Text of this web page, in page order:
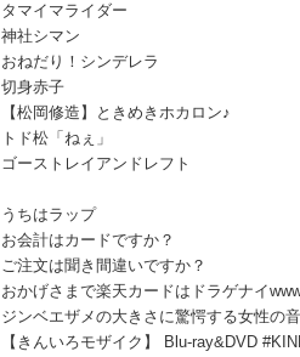
タマイマライダー
神社シマン
おねだり！シンデレラ
切身赤子
【松岡修造】ときめきホカロン♪
トド松「ねぇ」
ゴーストレイアンドレフト
うちはラップ
お会計はカードですか？
ご注文は聞き間違いですか？
おかげさまで楽天カードはドラゲナイ
ジンベエザメの大きさに驚愕する女性の
【きんいろモザイク】 Blu-ray&DVD